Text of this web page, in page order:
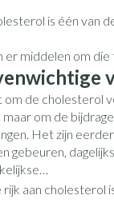
is één van
er middelen om
om de cholesterol
om de
Het zijn
gebeuren,
aan cholesterol